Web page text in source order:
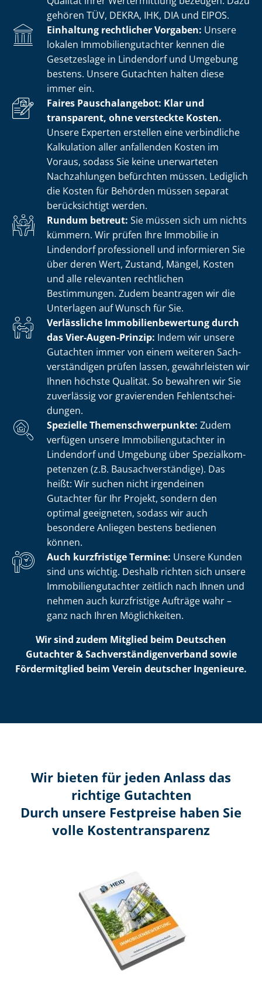
gehören TÜV, DEKRA, IHK, DIA und EIPOS.
Einhaltung rechtlicher Vorgaben: Unsere
lokalen Im­mo­bi­li­en­gut­ach­ter kennen die
Gesetzeslage in Lindendorf und Umgebung
bestens. Unsere Gutachten halten diese
immer ein.
Faires Pauschalangebot: Klar und
transparent, ohne versteckte Kosten.
Unsere Experten erstellen eine verbindliche
Kalkulation aller anfallenden Kosten im
Voraus, sodass Sie keine unerwarteten
Nachzahlungen befürchten müssen. Lediglich
die Kosten für Behörden müssen separat
berücksichtigt werden.
Rundum betreut: Sie müssen sich um nichts
kümmern. Wir prüfen Ihre Immobilie in
Lindendorf professionell und informieren Sie
über deren Wert, Zustand, Mängel, Kosten
und alle relevanten rechtlichen
Bestimmungen. Zudem beantragen wir die
Unterlagen auf Wunsch für Sie.
Verlässliche Im­mo­bi­li­en­be­wer­tung durch
das Vier-Augen-Prinzip: Indem wir unsere
Gutachten immer von einem weiteren Sach­
ver­stän­di­gen prüfen lassen, gewährleisten wir
Ihnen höchste Qualität. So bewahren wir Sie
zuverlässig vor gravierenden Fehl­ent­schei­
dun­gen.
Spezielle The­men­schwer­punk­te: Zudem
verfügen unsere Im­mo­bi­li­en­gut­ach­ter in
Lindendorf und Umgebung über Spe­zi­al­kom­
pe­ten­zen (z.B. Bau­sach­ver­stän­di­ge). Das
heißt: Wir suchen nicht irgendeinen
Gutachter für Ihr Projekt, sondern den
optimal geeigneten, sodass wir auch
besondere Anliegen bestens bedienen
können.
Auch kurzfristige Termine: Unsere Kunden
sind uns wichtig. Deshalb richten sich unsere
Im­mo­bi­li­en­gut­ach­ter zeitlich nach Ihnen und
nehmen auch kurzfristige Aufträge wahr –
ganz nach Ihren Möglichkeiten.
Wir sind zudem Mitglied beim Deutschen
Gutachter & Sach­ver­stän­di­gen­ver­band sowie
Fördermitglied beim Verein deutscher Ingenieure.
Wir bieten für jeden Anlass das
richtige Gutachten
Durch unsere Festpreise haben Sie
volle Kosten­transparenz